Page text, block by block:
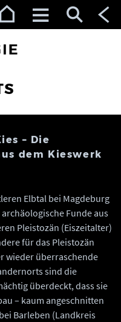
– Die
dem Kieswerk
Elbtal bei Magdeburg
Funde aus
Pleistozän (Eiszeitalter)
für das Pleistozän
wieder überraschende
sind die
überdeckt, dass sie
– kaum angeschnitten
Barleben (Landkreis